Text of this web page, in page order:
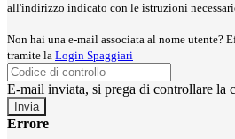
all'indirizzo indicato con le istruzioni
Non hai una e-mail associata al nome utente?
tramite la Login Spaggiari
E-mail inviata, si prega di controllare la
Errore